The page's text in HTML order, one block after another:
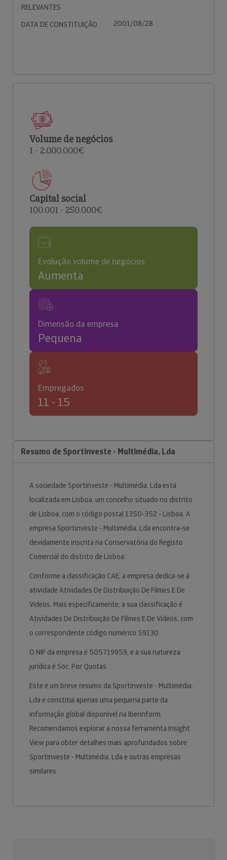
RELEVANTES
DATA DE CONSTITUIÇÃO 2001/08/28
Volume de negócios
1 - 2.000.000€
Capital social
100.001 - 250.000€
Evolução volume de negócios
Aumenta
Dimensão da empresa
Pequena
Empregados
11 - 15
Resumo de Sportinveste - Multimédia, Lda
A sociedade Sportinveste - Multimédia, Lda está
localizada em Lisboa, um concelho situado no distrito
de Lisboa, com o código postal 1350-352 - Lisboa. A
empresa Sportinveste - Multimédia, Lda encontra-se
devidamente inscrita na Conservatória do Registo
Comercial do distrito de Lisboa.
Conforme a classificação CAE, a empresa dedica-se à
atividade Atividades De Distribuição De Filmes E De
Vídeos. Mais especificamente, a sua classificação é
Atividades De Distribuição De Filmes E De Vídeos, com
o correspondente código numérico 59130.
O NIF da empresa é 505719959, e a sua natureza
jurídica é Soc. Por Quotas.
Este é um breve resumo da Sportinveste - Multimédia,
Lda e constitui apenas uma pequena parte da
informação global disponível na Iberinform.
Recomendamos explorar a nossa ferramenta Insight
View para obter detalhes mais aprofundados sobre
Sportinveste - Multimédia, Lda e outras empresas
similares.